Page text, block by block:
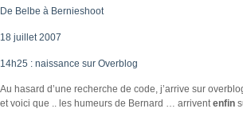
De Belbe à Bernieshoot
18 juillet 2007
14h25 : naissance sur Overblog
Au hasard d’une recherche de code, j’arrive sur
et voici que .. les humeurs de Bernard … arriventenfin